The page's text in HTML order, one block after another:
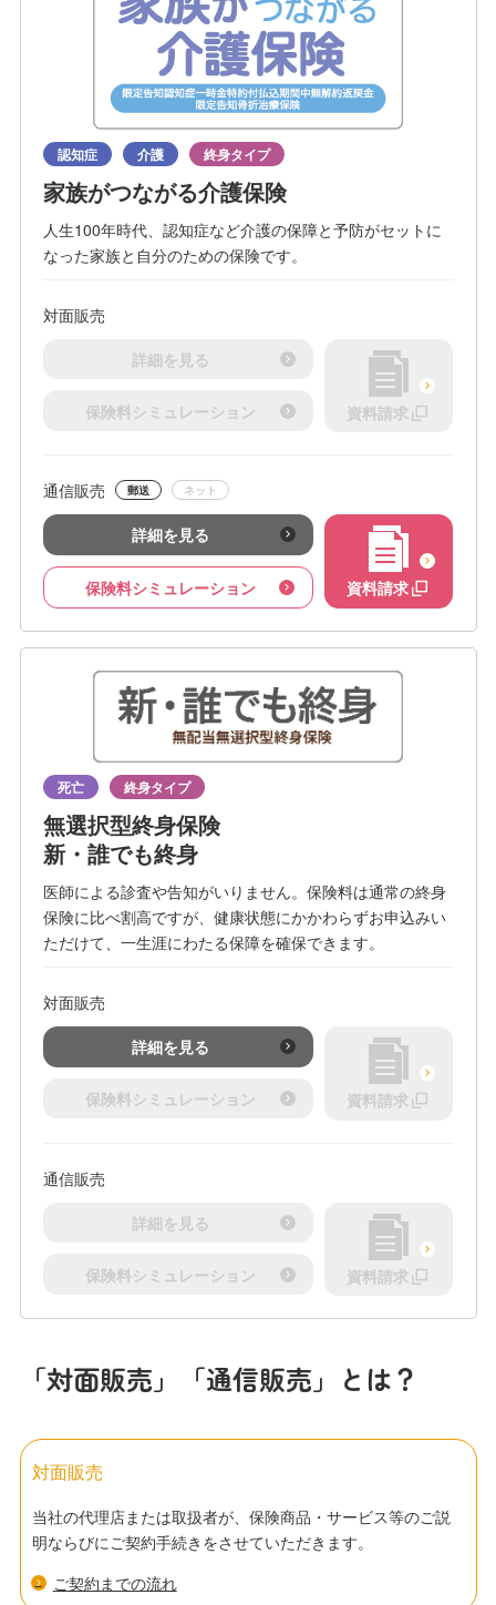
認知症 介護 終身タイプ
家族がつながる介護保険
人生100年時代、認知症など介護の保障と予防がセットに
なった家族と自分のための保険です。
対面販売
詳細を見る
保険料シミュレーション 資料請求
通信販売 郵送 ネット
詳細を見る
保険料シミュレーション 資料請求
死亡 終身タイプ
無選択型終身保険
新・誰でも終身
医師による診査や告知がいりません。保険料は通常の終身
保険に比べ割高ですが、健康状態にかかわらずお申込みい
ただけて、一生涯にわたる保障を確保できます。
対面販売
詳細を見る
保険料シミュレーション 資料請求
通信販売
詳細を見る
保険料シミュレーション 資料請求
「対面販売」「通信販売」とは？
対面販売
当社の代理店または取扱者が、保険商品・サービス等のご説
明ならびにご契約手続きをさせていただきます。
ご契約までの流れ